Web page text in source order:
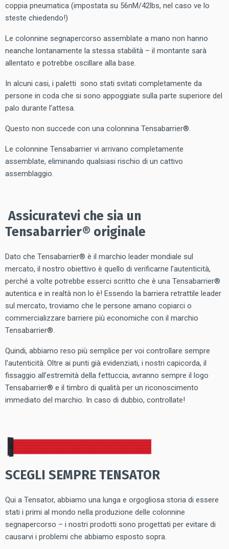
coppia pneumatica (impostata su 56nM/42lbs, nel caso ve lo
steste chiedendo!)
Le colonnine segnapercorso assemblate a mano non hanno
neanche lontanamente la stessa stabilità – il montante sarà
allentato e potrebbe oscillare alla base.
In alcuni casi, i paletti sono stati svitati completamente da
persone in coda che si sono appoggiate sulla parte superiore del
palo durante l’attesa.
Questo non succede con una colonnina Tensabarrier®.
Le colonnine Tensabarrier vi arrivano completamente
assemblate, eliminando qualsiasi rischio di un cattivo
assemblaggio.
Assicuratevi che sia un
Tensabarrier® originale
Dato che Tensabarrier® è il marchio leader mondiale sul
mercato, il nostro obiettivo è quello di verificarne l’autenticità,
perché a volte potrebbe esserci scritto che è una Tensabarrier®
autentica e in realtà non lo è! Essendo la barriera retrattile leader
sul mercato, troviamo che le persone amano copiarci o
commercializzare barriere più economiche con il marchio
Tensabarrier®.
Quindi, abbiamo reso più semplice per voi controllare sempre
l’autenticità. Oltre ai punti già evidenziati, i nostri capicorda, il
fissaggio all’estremità della fettuccia, avranno sempre il logo
Tensabarrier® e il timbro di qualità per un riconoscimento
immediato del marchio. In caso di dubbio, controllate!
SCEGLI SEMPRE TENSATOR
Qui a Tensator, abbiamo una lunga e orgogliosa storia di essere
stati i primi al mondo nella produzione delle colonnine
segnapercorso – i nostri prodotti sono progettati per evitare di
causarvi i problemi che abbiamo esposto sopra.